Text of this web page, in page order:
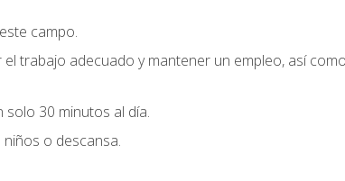
campo.
trabajo adecuado y mantener un empleo, así
30 minutos al día.
o descansa.